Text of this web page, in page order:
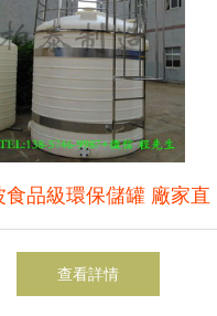
食品級環保儲罐 廠家直
、價格透明、批發首選
查看詳情